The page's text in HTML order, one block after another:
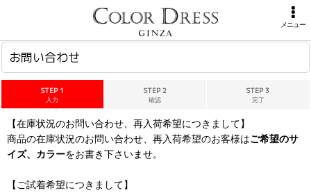
メニュー
お問い合わせ
STEP 1
入力
STEP 2
確認
STEP 3
完了
【在庫状況のお問い合わせ、再入荷希望につきまして】
商品の在庫状況のお問い合わせ、再入荷希望のお客様はご希望のサ
イズ、カラーをお書き下さいませ。
【ご試着希望につきまして】